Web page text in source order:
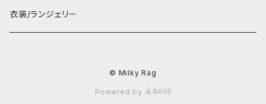
衣装/ランジェリー
© Milky Rag
Powered by